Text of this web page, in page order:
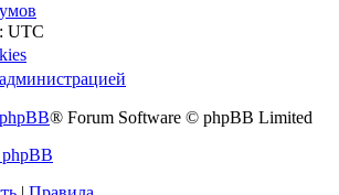
UTC
phpBB® Forum Software © phpBB Limited
phpBB